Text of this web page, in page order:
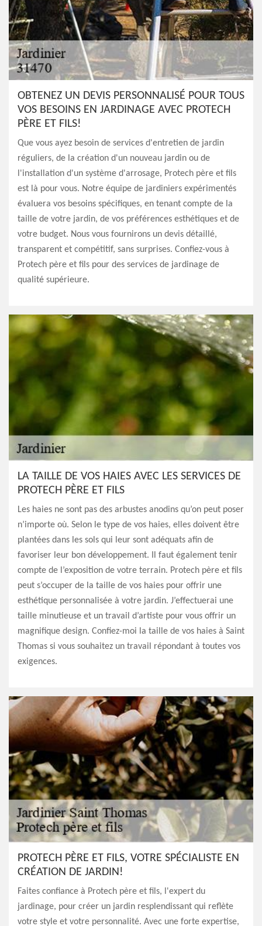
OBTENEZ UN DEVIS PERSONNALISÉ POUR TOUS
VOS BESOINS EN JARDINAGE AVEC PROTECH
PÈRE ET FILS!
Que vous ayez besoin de services d'entretien de jardin
réguliers, de la création d'un nouveau jardin ou de
l'installation d'un système d'arrosage, Protech père et fils
est là pour vous. Notre équipe de jardiniers expérimentés
évaluera vos besoins spécifiques, en tenant compte de la
taille de votre jardin, de vos préférences esthétiques et de
votre budget. Nous vous fournirons un devis détaillé,
transparent et compétitif, sans surprises. Confiez-vous à
Protech père et fils pour des services de jardinage de
qualité supérieure.
LA TAILLE DE VOS HAIES AVEC LES SERVICES DE
PROTECH PÈRE ET FILS
Les haies ne sont pas des arbustes anodins qu’on peut poser
n’importe où. Selon le type de vos haies, elles doivent être
plantées dans les sols qui leur sont adéquats afin de
favoriser leur bon développement. Il faut également tenir
compte de l’exposition de votre terrain. Protech père et fils
peut s’occuper de la taille de vos haies pour offrir une
esthétique personnalisée à votre jardin. J’effectuerai une
taille minutieuse et un travail d’artiste pour vous offrir un
magnifique design. Confiez-moi la taille de vos haies à Saint
Thomas si vous souhaitez un travail répondant à toutes vos
exigences.
PROTECH PÈRE ET FILS, VOTRE SPÉCIALISTE EN
CRÉATION DE JARDIN!
Faites confiance à Protech père et fils, l'expert du
jardinage, pour créer un jardin resplendissant qui reflète
votre style et votre personnalité. Avec une forte expertise,